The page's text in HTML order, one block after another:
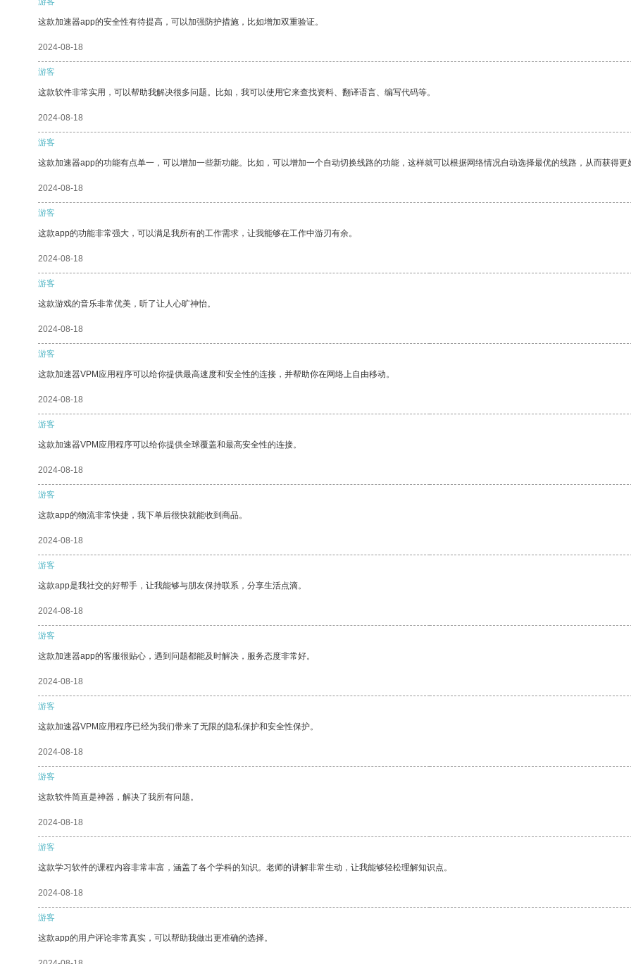
这款加速器app的安全性有待提高，可以加强防护措施，比如增加双重验证。
2024-08-18
游客
这款软件非常实用，可以帮助我解决很多问题。比如，我可以使用它来查找资料、翻译语言、编写代码等。
2024-08-18
游客
这款加速器app的功能有点单一，可以增加一些新功能。比如，可以增加一个自动切换线路的功能，这样就可以根据网络情况自动选择最优的线路，从而获得更
2024-08-18
游客
这款app的功能非常强大，可以满足我所有的工作需求，让我能够在工作中游刃有余。
2024-08-18
游客
这款游戏的音乐非常优美，听了让人心旷神怡。
2024-08-18
游客
这款加速器VPM应用程序可以给你提供最高速度和安全性的连接，并帮助你在网络上自由移动。
2024-08-18
游客
这款加速器VPM应用程序可以给你提供全球覆盖和最高安全性的连接。
2024-08-18
游客
这款app的物流非常快捷，我下单后很快就能收到商品。
2024-08-18
游客
这款app是我社交的好帮手，让我能够与朋友保持联系，分享生活点滴。
2024-08-18
游客
这款加速器app的客服很贴心，遇到问题都能及时解决，服务态度非常好。
2024-08-18
游客
这款加速器VPM应用程序已经为我们带来了无限的隐私保护和安全性保护。
2024-08-18
游客
这款软件简直是神器，解决了我所有问题。
2024-08-18
游客
这款学习软件的课程内容非常丰富，涵盖了各个学科的知识。老师的讲解非常生动，让我能够轻松理解知识点。
2024-08-18
游客
这款app的用户评论非常真实，可以帮助我做出更准确的选择。